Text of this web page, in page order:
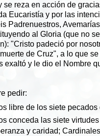
se reza en acción de
Eucaristía y por las
Padrenuestros,
al Gloria (que no
"Cristo padeció por
de Cruz", a lo que
exaltó y le dio el Nombre
pedir:
libre de los siete pecados
conceda las siete
y caridad;